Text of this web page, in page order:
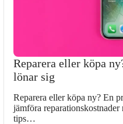
Reparera eller köpa
lönar sig
Reparera eller köpa ny? En
jämföra
tips…